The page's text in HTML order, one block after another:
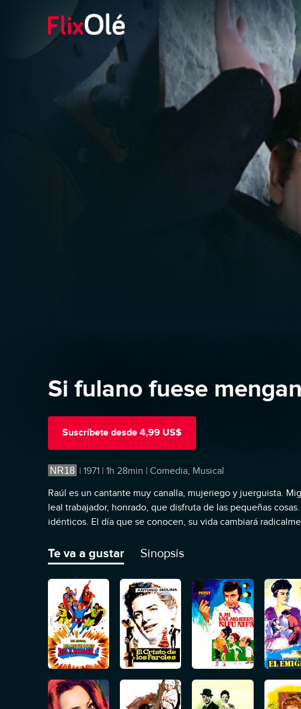
Si fulano fuese
Suscríbete desde 4,99 US$
NR18 | 1971 | 1h 28min | Comedia, Musical
Raúl es un cantante muy canalla, mujeriego y juerguista.
leal trabajador, honrado, que disfruta de las pequeñas
idénticos. El día que se conocen, su vida cambiará
Te va a gustar Sinopsis